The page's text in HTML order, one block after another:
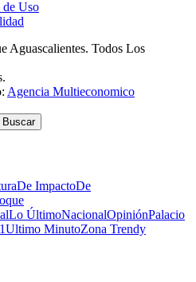
de Uso
Aguascalientes. Todos Los
Agencia Multieconomico
De ImpactoDe
Lo ÚltimoNacionalOpiniónPalacio
Ultimo MinutoZona Trendy